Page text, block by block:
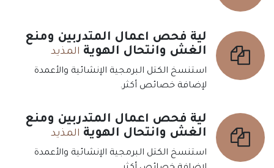
لية فحص أعمال المتدربين ومنع
الغش وانتحال الهوية المذيد
استنسخ الكتل البرمجية الإنشائية والأعمدة
لإضافة خصائص أكثر.
لية فحص أعمال المتدربين ومنع
الغش وانتحال الهوية المذيد
استنسخ الكتل البرمجية الإنشائية والأعمدة